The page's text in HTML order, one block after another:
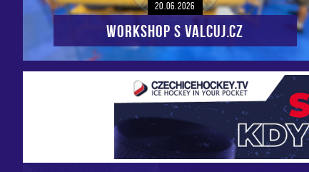
20.06.2026
Workshop s VALCUJ.CZ